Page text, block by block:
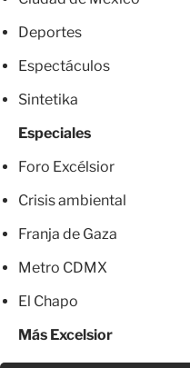
Deportes
Espectáculos
Sintetika
Especiales
Foro Excélsior
Crisis ambiental
Franja de Gaza
Metro CDMX
El Chapo
Más Excelsior